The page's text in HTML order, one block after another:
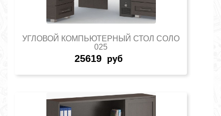
УГЛОВОЙ КОМПЬЮТЕРНЫЙ СТОЛ СОЛО
025
25619 руб